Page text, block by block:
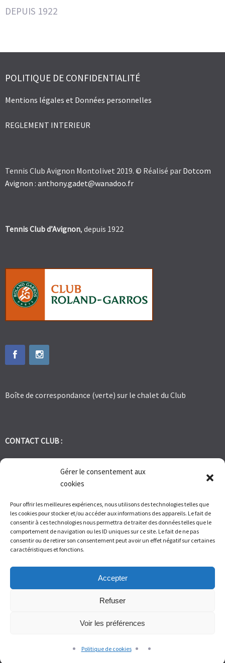
Gérer le consentement aux
cookies
Pour offrir les meilleures expériences, nous utilisons des technologies telles que
les cookies pour stocker et/ou accéder aux informations des appareils. Le fait de
consentir à ces technologies nous permettra de traiter des données telles que le
comportement de navigation ou les ID uniques sur ce site. Le fait de ne pas
consentir ou de retirer son consentement peut avoir un effet négatif sur certaines
caractéristiques et fonctions.
Accepter
Refuser
Voir les préférences
Politique de cookies
DEPUIS 1922
POLITIQUE DE CONFIDENTIALITÉ
Mentions légales et Données personnelles
REGLEMENT INTERIEUR
Tennis Club Avignon Montolivet 2019. © Réalisé par Dotcom
Avignon : anthony.gadet@wanadoo.fr
Tennis Club d’Avignon, depuis 1922
Boîte de correspondance (verte) sur le chalet du Club
CONTACT CLUB :
tennis.club.avignon@orange.fr
1 Bd des Frères Reboul 30400 Villeneuve les Avignon
Du Lundi au Vendredi de 9h à 12h et de 14h à 17h – Samedi de 9H
à 11H
© Tennis Club Avignon Montolivet 2026.